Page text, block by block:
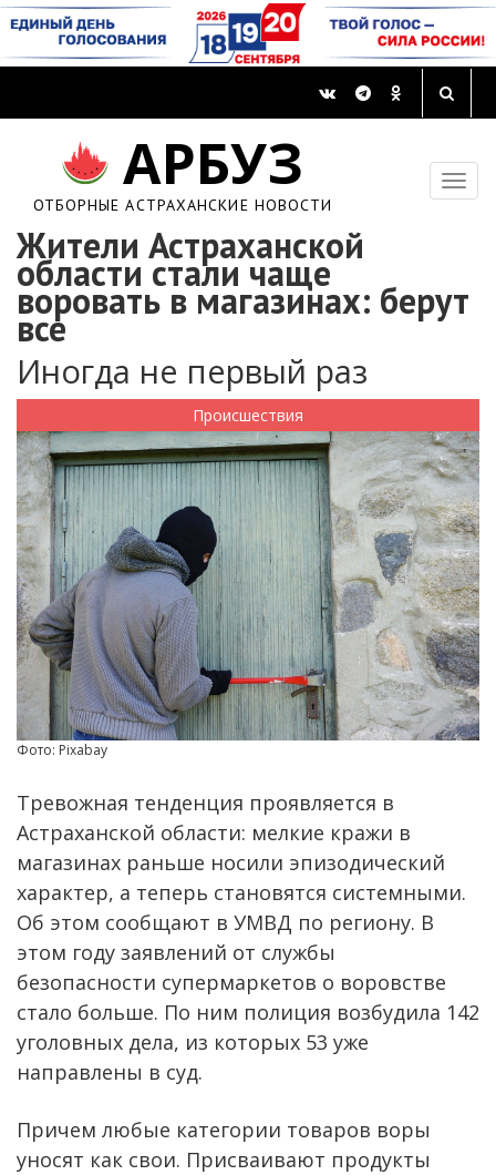
АРБУЗ
ОТБОРНЫЕ АСТРАХАНСКИЕ НОВОСТИ
Жители Астраханской
области стали чаще
воровать в магазинах: берут
все
Иногда не первый раз
Происшествия
Фото: Pixabay
Тревожная тенденция проявляется в
Астраханской области: мелкие кражи в
магазинах раньше носили эпизодический
характер, а теперь становятся системными.
Об этом сообщают в УМВД по региону. В
этом году заявлений от службы
безопасности супермаркетов о воровстве
стало больше. По ним полиция возбудила 142
уголовных дела, из которых 53 уже
направлены в суд.
Причем любые категории товаров воры
уносят как свои. Присваивают продукты